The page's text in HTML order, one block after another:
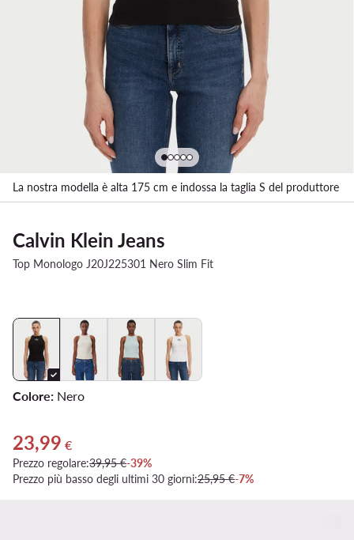
La nostra modella è alta 175 cm e indossa la taglia S del produttore
Calvin Klein Jeans
Top Monologo J20J225301 Nero Slim Fit
Colore: Nero
Prezzo attuale 23,99 €
23,99 €
Prezzo regolare:39,95 €-39%
Prezzo più basso degli ultimi 30 giorni:25,95 €-7%